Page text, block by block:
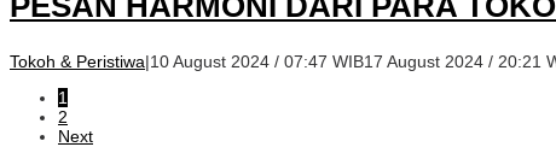
Tokoh & Peristiwa|10 August 2024 / 07:47 WIB17 August 2024 / 20:21
1
2
Next